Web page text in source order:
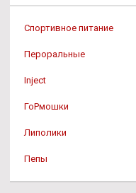
Спортивное питание
Пероральные
Inject
ГоРмошки
Липолики
Пепы